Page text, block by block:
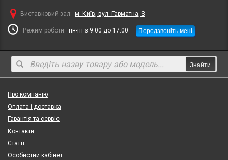
Виставковий зал: м. Київ, вул. Гарматна, 3
Режим роботи: пн-пт з 9:00 до 17:00 Передзвоніть мені
Знайти
Про компанію
Оплата і доставка
Гарантія та сервіс
Контакти
Статті
Особистий кабінет